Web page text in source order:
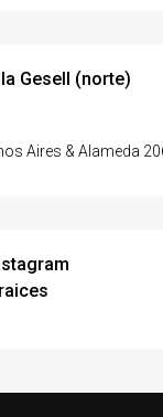
Gesell (norte)
Aires & Alameda